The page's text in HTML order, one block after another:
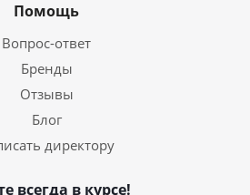
Помощь
Вопрос-ответ
Бренды
Отзывы
Блог
директору
всегда в курсе!